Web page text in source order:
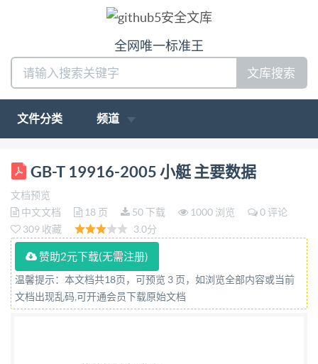
全网唯一标准王
文库搜索
文件分类 频道
ICS 47.080 U 18 GB 中华人民共和国国家标准
GB/T19916—2005/IS08666:2002 小艇 主要数据
Small craft-Principal data (ISO8666:2002,IDT) 2005-
09-14发布 2006-04-01实施 中华人民共和国国家质量
监督检验检疫总局 发布 中国国家标准化管理委员会
GB/T199162005/IS08666:2002 前言 本标准等同采
用ISO8666：2002《小艇主要数据》（英文版）。
本标准作了下列编辑性修改： a) “本国际标准”一词改
GB-T 19916-2005 小艇 主要数据
文档预览
中文文档
18 页 50 下载 1000 浏览
0 评论
309 收藏
3.0分
赞助2元下载(无需注册)
温馨提示：本文档共18页，可预览 3 页，如浏览全部内容或当前
文档出现乱码,可开通会员下载原始文档